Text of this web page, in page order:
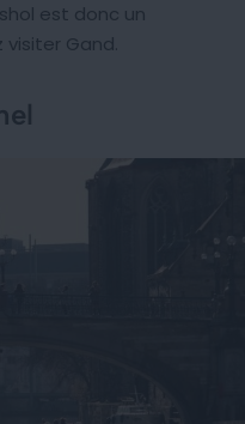
est donc un
Gand.